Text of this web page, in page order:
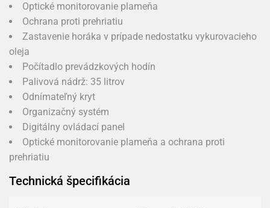
Optické monitorovanie plameňa
Ochrana proti prehriatiu
Zastavenie horáka v prípade nedostatku vykurovacieho
oleja
Počítadlo prevádzkových hodín
Palivová nádrž: 35 litrov
Odnímateľný kryt
Organizačný systém
Digitálny ovládací panel
Optické monitorovanie plameňa a ochrana proti
prehriatiu
Technická špecifikácia